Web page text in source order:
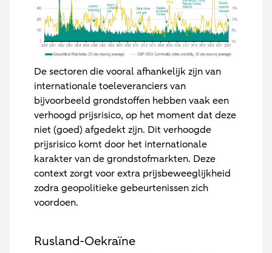
De sectoren die vooral afhankelijk zijn van
internationale toeleveranciers van
bijvoorbeeld grondstoffen hebben vaak een
verhoogd prijsrisico, op het moment dat deze
niet (goed) afgedekt zijn. Dit verhoogde
prijsrisico komt door het internationale
karakter van de grondstofmarkten. Deze
context zorgt voor extra prijsbeweeglijkheid
zodra geopolitieke gebeurtenissen zich
voordoen.
Rusland-Oekraïne